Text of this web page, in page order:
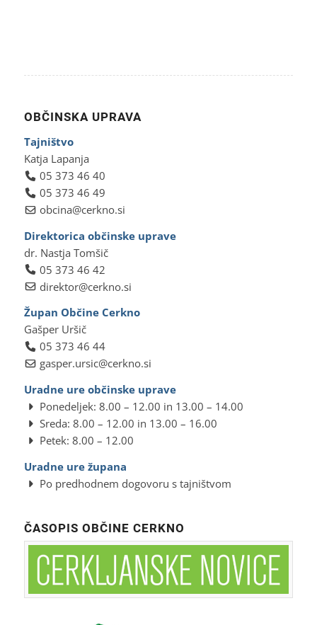
OBČINSKA UPRAVA
Tajništvo
Katja Lapanja
05 373 46 40
05 373 46 49
obcina@cerkno.si
Direktorica občinske uprave
dr. Nastja Tomšič
05 373 46 42
direktor@cerkno.si
Župan Občine Cerkno
Gašper Uršič
05 373 46 44
gasper.ursic@cerkno.si
Uradne ure občinske uprave
Ponedeljek: 8.00 – 12.00 in 13.00 – 14.00
Sreda: 8.00 – 12.00 in 13.00 – 16.00
Petek: 8.00 – 12.00
Uradne ure župana
Po predhodnem dogovoru s tajništvom
ČASOPIS OBČINE CERKNO